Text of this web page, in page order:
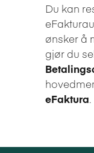
Du kan
ønsker å
gjør du
eFaktura.